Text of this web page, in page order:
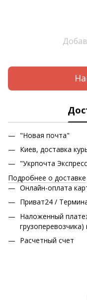
"Новая почта"
Киев, доставка
"Укрпочта
Подробнее о доставке
Онлайн-оплата
Приват24 /
Наложенный
грузоперевозчика)
Расчетный счет